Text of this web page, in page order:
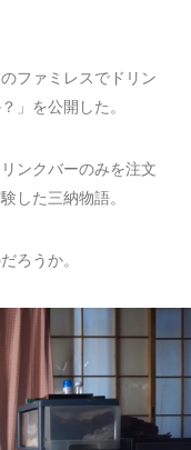
ファミレスでドリン
」を公開した。
ンクバーのみを注文
した三納物語。
ろうか。